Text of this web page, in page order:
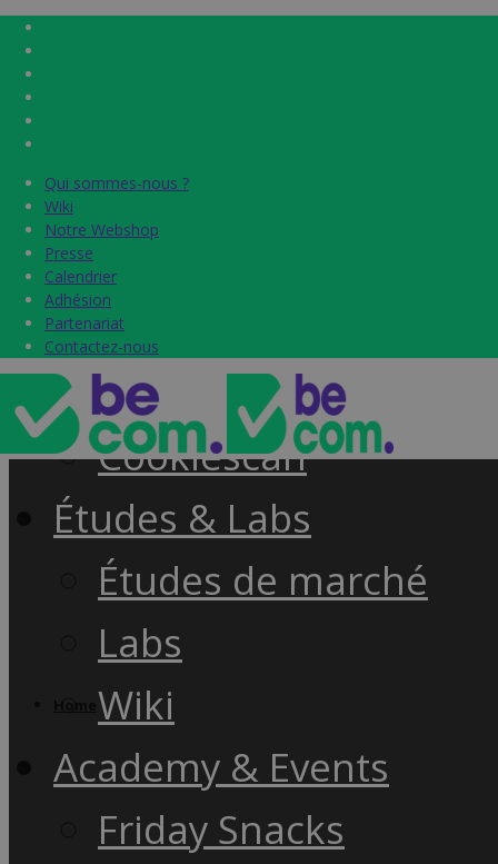
Qui sommes-nous ?
Wiki
Notre Webshop
Presse
Calendrier
Adhésion
Partenariat
Contactez-nous
Qui sommes-nous ?
Wiki
Notre Webshop
Presse
Calendrier
Adhésion
Partenariat
Contactez-nous
Home
Label & audits
Becom Trustmark
Security Scan
Cookiescan
Études & Labs
Études de marché
Labs
Wiki
Academy & Events
Friday Snacks